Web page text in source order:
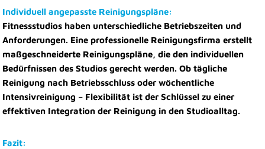
Individuell angepasste Reinigungspläne:
Fitnessstudios haben unterschiedliche Betriebszeiten und
Anforderungen. Eine professionelle Reinigungsfirma erstellt
maßgeschneiderte Reinigungspläne, die den individuellen
Bedürfnissen des Studios gerecht werden. Ob tägliche
Reinigung nach Betriebsschluss oder wöchentliche
Intensivreinigung – Flexibilität ist der Schlüssel zu einer
effektiven Integration der Reinigung in den Studioalltag.
Fazit: